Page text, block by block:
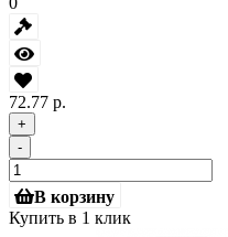
72.77 р.
+
-
В корзину
Купить в 1 клик